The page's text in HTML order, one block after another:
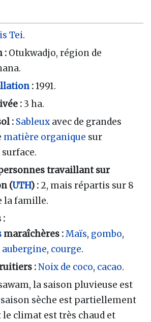
Tei.
: Otukwadjo, région de
:1991.
: 3 ha.
: Sableux avec de grandes
matière organique sur
travaillant sur
(UTH) : 2, mais répartis sur 8
la famille.
:
maraîchères :Maïs, gombo,
aubergine, courge.
:Noix de coco, cacao.
la saison pluvieuse est
sèche est partiellement
le climat est très chaud et